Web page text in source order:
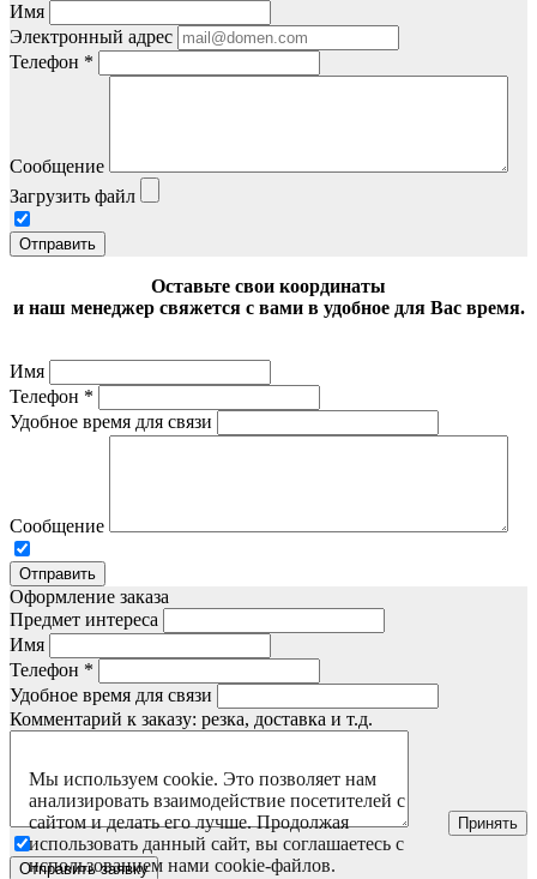
Имя
Электронный адрес
Телефон *
Сообщение
Загрузить файл
Отправить
Оставьте свои координаты
и наш менеджер свяжется с вами в удобное для Вас время.
Имя
Телефон *
Удобное время для связи
Сообщение
Отправить
Оформление заказа
Предмет интереса
Имя
Телефон *
Удобное время для связи
Комментарий к заказу: резка, доставка и т.д.
Отправить заявку
Мы используем cookie. Это позволяет нам
анализировать взаимодействие посетителей с
сайтом и делать его лучше. Продолжая
использовать данный сайт, вы соглашаетесь с
использованием нами cookie-файлов.
Принять